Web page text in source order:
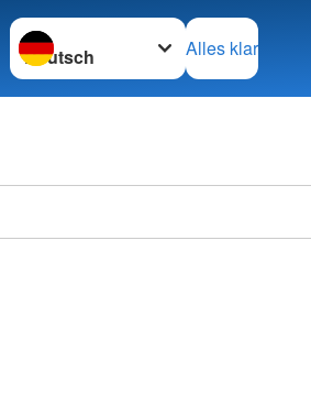
Sprache wechseln zu
Alles klar